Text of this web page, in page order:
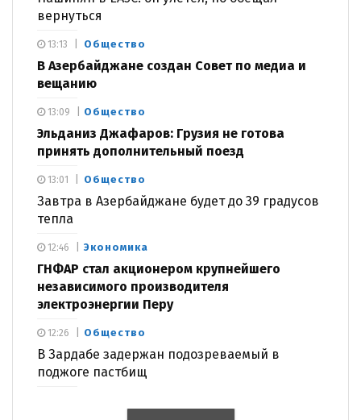
вернуться
Общество
В Азербайджане создан Совет по медиа и
вещанию
13:13
Общество
Эльданиз Джафаров: Грузия не готова
принять дополнительный поезд
13:09
Общество
Завтра в Азербайджане будет до 39 градусов
тепла
13:01
Экономика
ГНФАР стал акционером крупнейшего
независимого производителя
электроэнергии Перу
12:46
Общество
В Зардабе задержан подозреваемый в
поджоге пастбищ
12:26